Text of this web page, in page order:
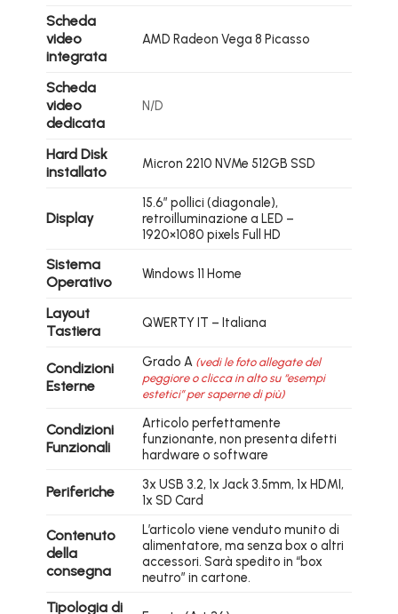
Scheda
video
integrata
AMD Radeon Vega 8 Picasso
Scheda
video
dedicata
N/D
Hard Disk
installato
Micron 2210 NVMe 512GB SSD
Display
15.6″ pollici (diagonale),
retroilluminazione a LED –
1920×1080 pixels Full HD
Sistema
Operativo
Windows 11 Home
Layout
Tastiera
QWERTY IT – Italiana
Condizioni
Esterne
Grado A (vedi le foto allegate del
peggiore o clicca in alto su “esempi
estetici” per saperne di più)
Condizioni
Funzionali
Articolo perfettamente
funzionante, non presenta difetti
hardware o software
Periferiche
3x USB 3.2, 1x Jack 3.5mm, 1x HDMI,
1x SD Card
Contenuto
della
consegna
L’articolo viene venduto munito di
alimentatore, ma senza box o altri
accessori. Sarà spedito in “box
neutro” in cartone.
Tipologia di